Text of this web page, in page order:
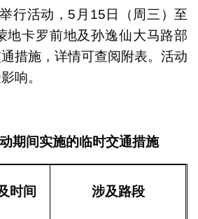
行活动，5月15日（周三）至
地卡罗前地及孙逸仙大马路部
措施，详情可查阅附表。活动
响。
期间实施的临时交通措施
时间 涉及路段